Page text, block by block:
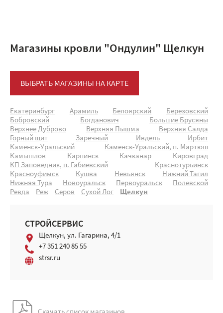
Магазины кровли "Ондулин" Щелкун
ВЫБРАТЬ МАГАЗИНЫ НА КАРТЕ
Екатеринбург Арамиль Белоярский
Березовский
Бобровский
Богданович
Большие Брусяны
Верхнее Дуброво
Верхняя Пышма
Верхняя Салда
Горный щит
Заречный Ивдель
Ирбит
Каменск-Уральский
Каменск-Уральский, п. Мартюш
Камышлов
Карпинск Качканар
Кировград
КП Заповедник, п. Габиевский
Краснотурьинск
Красноуфимск
Кушва Невьянск
Нижний Тагил
Нижняя Тура
Новоуральск Первоуральск
Полевской
Ревда
Реж Серов Сухой Лог Щелкун
СТРОЙСЕРВИС
Щелкун, ул. Гагарина, 4/1
+7 351 240 85 55
strsr.ru